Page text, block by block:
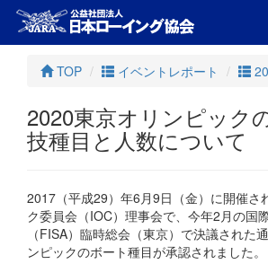
TOP
イベントレポート
2020東京オリンピック
技種目と人数について
2017（平成29）年6月9日（金）に開催さ
ク委員会（IOC）理事会で、今年2月の国
（FISA）臨時総会（東京）で決議された
ンピックのボート種目が承認されました